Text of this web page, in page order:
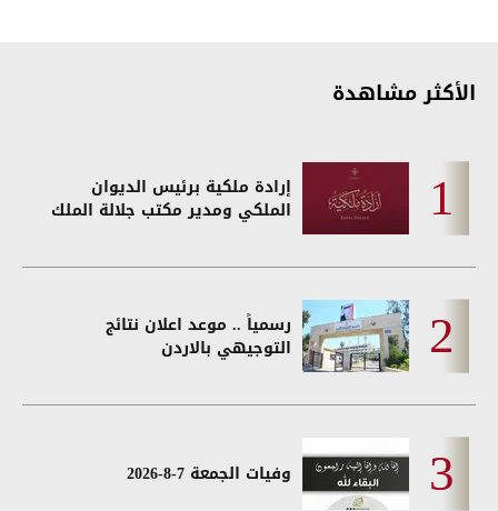
الأكثر مشاهدة
إرادة ملكية برئيس الديوان
الملكي ومدير مكتب جلالة الملك
رسمياً .. موعد اعلان نتائج
التوجيهي بالاردن
وفيات الجمعة 7-8-2026